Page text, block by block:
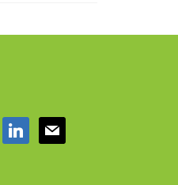
linkedin mail